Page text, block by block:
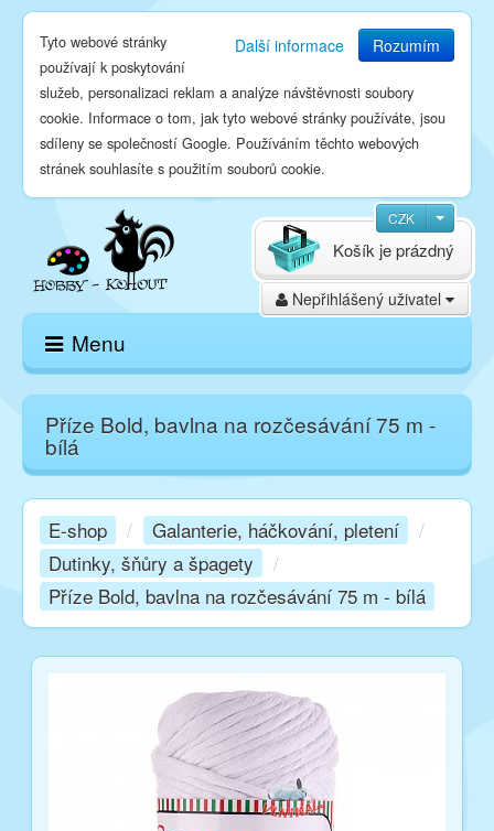
Další informace Rozumím
Tyto webové stránky
používají k poskytování
služeb, personalizaci reklam a analýze návštěvnosti soubory
cookie. Informace o tom, jak tyto webové stránky používáte, jsou
sdíleny se společností Google. Používáním těchto webových
stránek souhlasíte s použitím souborů cookie.
CZK
Nepřihlášený uživatel
Košík je prázdný
Menu
Domů
E-shop
Kurzy
Techniky
Příze Bold, bavlna na rozčesávání 75 m -
bílá
E-shop / Galanterie, háčkování, pletení
/
Dutinky, šňůry a špagety
/
Příze Bold, bavlna na rozčesávání 75 m - bílá